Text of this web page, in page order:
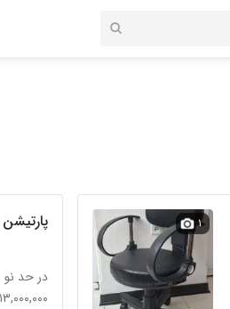
۱ پارتیشن
در حد نو
۱۳,۰۰۰,۰۰۰ تومان